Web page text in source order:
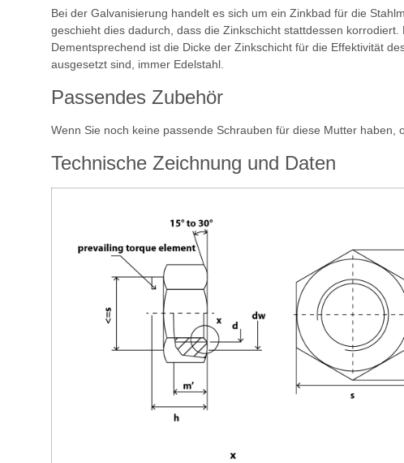
Bei der Galvanisierung handelt es sich um ein Zinkbad für die
geschieht dies dadurch, dass die Zinkschicht stattdessen
Dementsprechend ist die Dicke der Zinkschicht für die Effektivität
ausgesetzt sind, immer Edelstahl.
Passendes Zubehör
Wenn Sie noch keine passende Schrauben für diese Mutter
Technische Zeichnung und Daten